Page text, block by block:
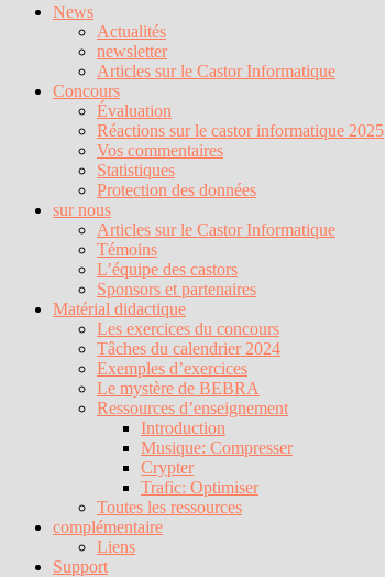
News
Actualités
newsletter
Articles sur le Castor Informatique
Concours
Évaluation
Réactions sur le castor informatique 2025
Vos commentaires
Statistiques
Protection des données
sur nous
Articles sur le Castor Informatique
Témoins
L’équipe des castors
Sponsors et partenaires
Matérial didactique
Les exercices du concours
Tâches du calendrier 2024
Exemples d’exercices
Le mystère de BEBRA
Ressources d’enseignement
Introduction
Musique: Compresser
Crypter
Trafic: Optimiser
Toutes les ressources
complémentaire
Liens
Support